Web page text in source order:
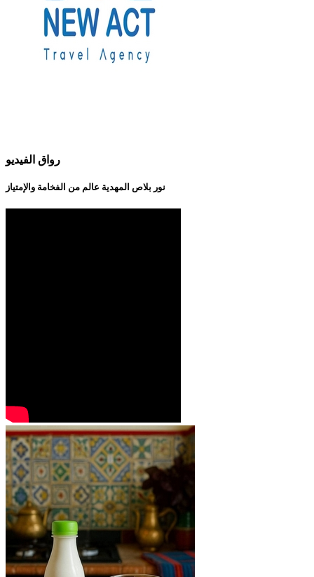
رواق الفيديو
نور بلاص المهدية عالم من الفخامة والإمتياز